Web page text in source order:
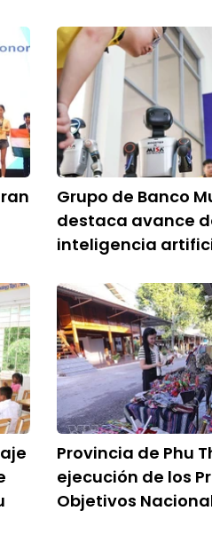
Grupo de Banco
destaca avance
inteligencia
Provincia de Phu
ejecución de los
Objetivos